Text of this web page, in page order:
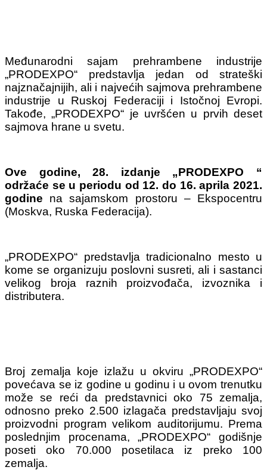
Međunarodni sajam prehrambene industrije
„PRODEXPO“ predstavlja jedan od strateški
najznačajnijih, ali i najvećih sajmova prehrambene
industrije u Ruskoj Federaciji i Istočnoj Evropi.
Takođe, „PRODEXPO“ je uvršćen u prvih deset
sajmova hrane u svetu.
Ove godine, 28. izdanje „PRODEXPO “
održaće se u periodu od 12. do 16. aprila 2021.
godine na sajamskom prostoru – Ekspocentru
(Moskva, Ruska Federacija).
„PRODEXPO“ predstavlja tradicionalno mesto u
kome se organizuju poslovni susreti, ali i sastanci
velikog broja raznih proizvođača, izvoznika i
distributera.
Broj zemalja koje izlažu u okviru „PRODEXPO“
povećava se iz godine u godinu i u ovom trenutku
može se reći da predstavnici oko 75 zemalja,
odnosno preko 2.500 izlagača predstavljaju svoj
proizvodni program velikom auditorijumu. Prema
poslednjim procenama, „PRODEXPO“ godišnje
poseti oko 70.000 posetilaca iz preko 100
zemalja.